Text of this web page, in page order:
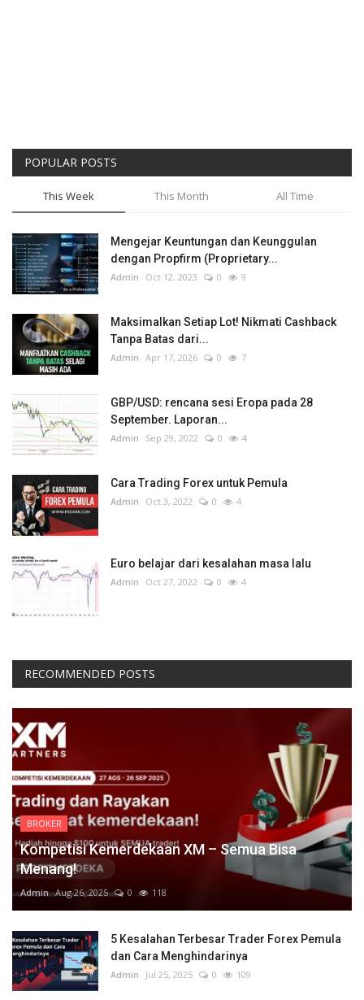
POPULAR POSTS
This Week This Month All Time
Mengejar Keuntungan dan Keunggulan
dengan Propfirm (Proprietary...
Admin Oct 12, 2023 0 9
Maksimalkan Setiap Lot! Nikmati Cashback
Tanpa Batas dari...
Admin Apr 17, 2026 0 7
GBP/USD: rencana sesi Eropa pada 28
September. Laporan...
Admin Sep 29, 2022 0 4
Cara Trading Forex untuk Pemula
Admin Oct 3, 2022 0 4
Euro belajar dari kesalahan masa lalu
Admin Oct 27, 2022 0 4
RECOMMENDED POSTS
BROKER
Kompetisi Kemerdekaan XM – Semua Bisa
Menang!
Admin Aug 26, 2025 0 118
5 Kesalahan Terbesar Trader Forex Pemula
dan Cara Menghindarinya
Admin Jul 25, 2025 0 109